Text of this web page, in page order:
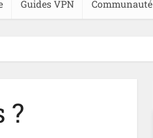
Guides VPN Communauté
?